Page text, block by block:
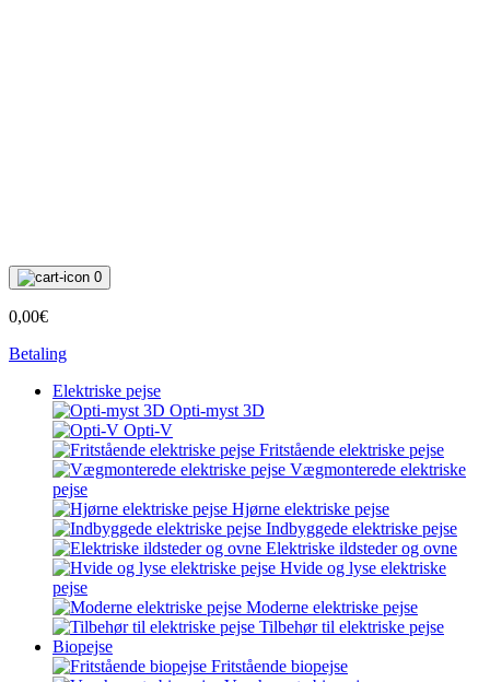
0
0,00€
Betaling
Elektriske pejse
Opti-myst 3D
Opti-V
Fritstående elektriske pejse
Vægmonterede elektriske
pejse
Hjørne elektriske pejse
Indbyggede elektriske pejse
Elektriske ildsteder og ovne
Hvide og lyse elektriske
pejse
Moderne elektriske pejse
Tilbehør til elektriske pejse
Biopejse
Fritstående biopejse